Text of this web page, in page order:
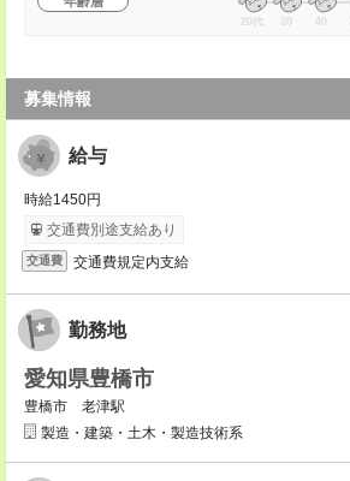
20代 30 40
募集情報
給与
時給1450円
交通費別途支給あり
交通費 交通費規定内支給
勤務地
愛知県豊橋市
豊橋市 老津駅
製造・建築・土木・製造技術系